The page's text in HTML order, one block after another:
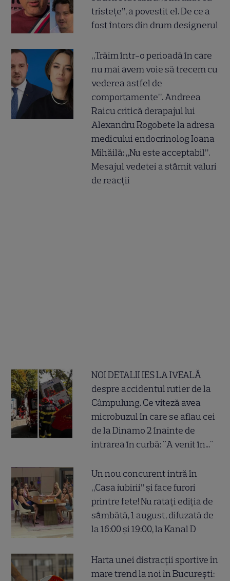
tristețe”, a povestit el. De ce a
fost întors din drum designerul
„Trăim într-o perioadă în care
nu mai avem voie să trecem cu
vederea astfel de
comportamente”. Andreea
Raicu critică derapajul lui
Alexandru Rogobete la adresa
medicului endocrinolog Ioana
Mihăilă: „Nu este acceptabil”.
Mesajul vedetei a stârnit valuri
de reacții
NOI DETALII IES LA IVEALĂ
despre accidentul rutier de la
Câmpulung. Ce viteză avea
microbuzul în care se aflau cei
de la Dinamo 2 înainte de
intrarea în curbă: "A venit în..."
Un nou concurent intră în
„Casa iubirii” și face furori
printre fete! Nu ratați ediția de
sâmbătă, 1 august, difuzată de
la 16:00 și 19:00, la Kanal D
Harta unei distracții sportive în
mare trend la noi în București: